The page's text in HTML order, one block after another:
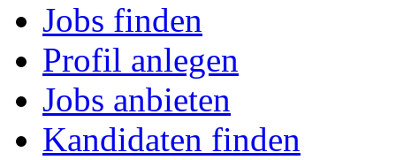
Jobs finden
Profil anlegen
Jobs anbieten
Kandidaten finden